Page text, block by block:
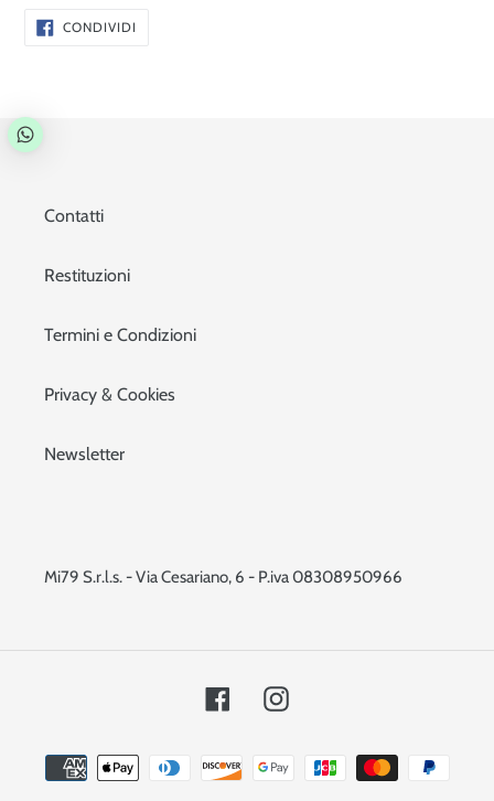
CONDIVIDI
Contatti
Restituzioni
Termini e Condizioni
Privacy & Cookies
Newsletter
Mi79 S.r.l.s. - Via Cesariano, 6 - P.iva 08308950966
FacebookInstagram
Metodi
di